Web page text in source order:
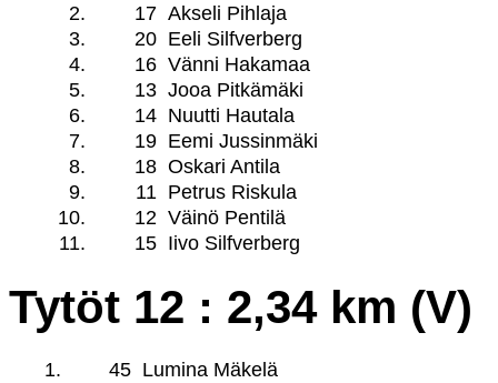
2.
17 Akseli Pihlaja
3.
20 Eeli Silfverberg
4.
16 Vänni Hakamaa
5.
13 Jooa Pitkämäki
6.
14 Nuutti Hautala
7.
19 Eemi Jussinmäki
8.
18 Oskari Antila
9.
11 Petrus Riskula
10.
12 Väinö Pentilä
11.
15 Iivo Silfverberg
Tytöt 12 : 2,34 km (V)
1. 45 Lumina Mäkelä